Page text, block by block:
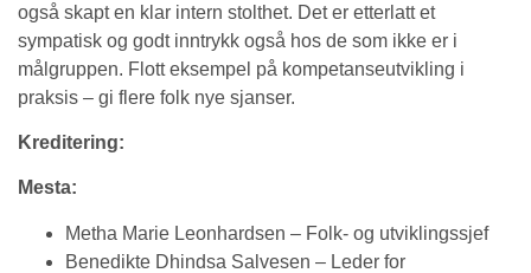
også skapt en klar intern stolthet. Det er etterlatt et
sympatisk og godt inntrykk også hos de som ikke er i
målgruppen. Flott eksempel på kompetanseutvikling i
praksis – gi flere folk nye sjanser.
Kreditering:
Mesta:
Metha Marie Leonhardsen – Folk- og utviklingssjef
Benedikte Dhindsa Salvesen – Leder for